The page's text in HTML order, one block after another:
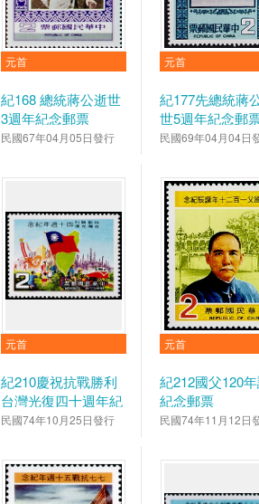
元首
紀168 總統蔣公逝世
3週年紀念郵票
民國67年04月05日發行
元首
紀177先總統蔣
世5週年紀念郵
民國69年04月04日
元首
紀210慶祝抗戰勝利
台灣光復四十週年紀
念郵票
民國74年10月25日發行
元首
紀212國父120
紀念郵票
民國74年11月12日